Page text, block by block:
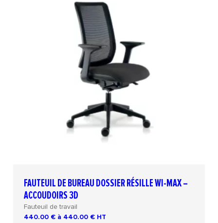
FAUTEUIL DE BUREAU DOSSIER RÉSILLE WI-MAX –
ACCOUDOIRS 3D
Fauteuil de travail
440.00 € à 440.00 € HT